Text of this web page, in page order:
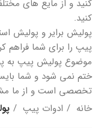
کنید و از مایع های
کنید.
پولیش برایر و پولیش
پیپ را برای شما فراهم
موضوع پولیش پیپ به
ختم نمی شود و شما
تخصصی است و از ما
خانه
ادوات پیپ